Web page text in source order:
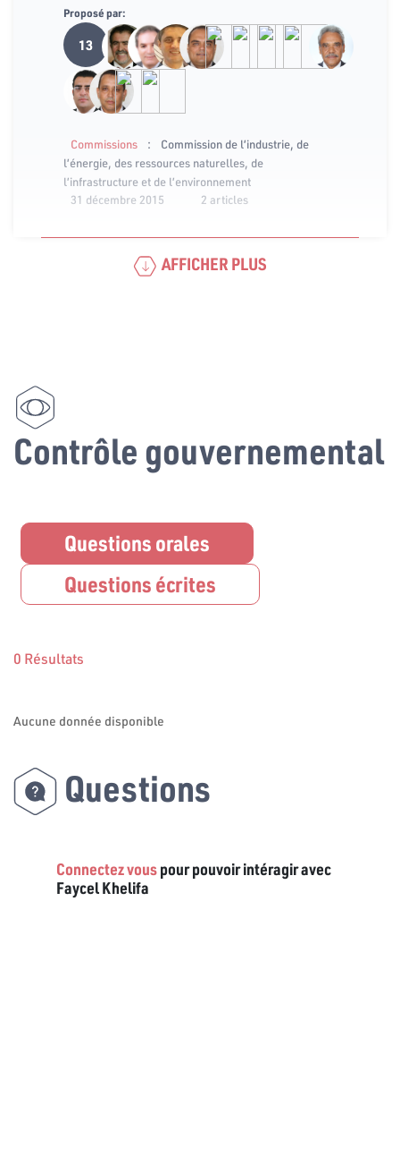
Proposé par:
13
Commissions :
Commission de l’industrie, de
l’énergie, des ressources naturelles, de
l’infrastructure et de l’environnement
31 décembre 2015
2 articles
AFFICHER PLUS
Contrôle gouvernemental
Questions orales
Questions écrites
0 Résultats
Aucune donnée disponible
Questions
Connectez vouspour pouvoir intéragir avec
Faycel Khelifa